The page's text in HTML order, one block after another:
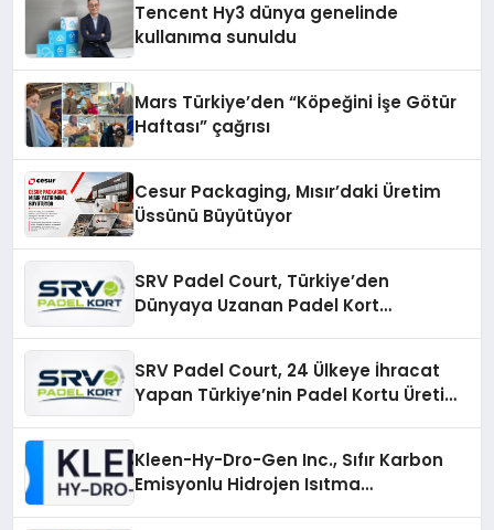
Tencent Hy3 dünya genelinde
kullanıma sunuldu
Mars Türkiye’den “Köpeğini İşe Götür
Haftası” çağrısı
Cesur Packaging, Mısır’daki Üretim
Üssünü Büyütüyor
SRV Padel Court, Türkiye’den
Dünyaya Uzanan Padel Kort
SRV Padel Court, 24 Ülkeye İhracat
Yapan Türkiye’nin Padel Kortu Üretim
Kleen-Hy-Dro-Gen Inc., Sıfır Karbon
Emisyonlu Hidrojen Isıtma